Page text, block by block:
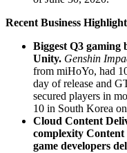
Recent Business
Biggest Q3 gaming
Unity. Genshin
from miHoYo, had
day of release and
secured players in
10 in South Korea
Cloud Content
complexity
game developers